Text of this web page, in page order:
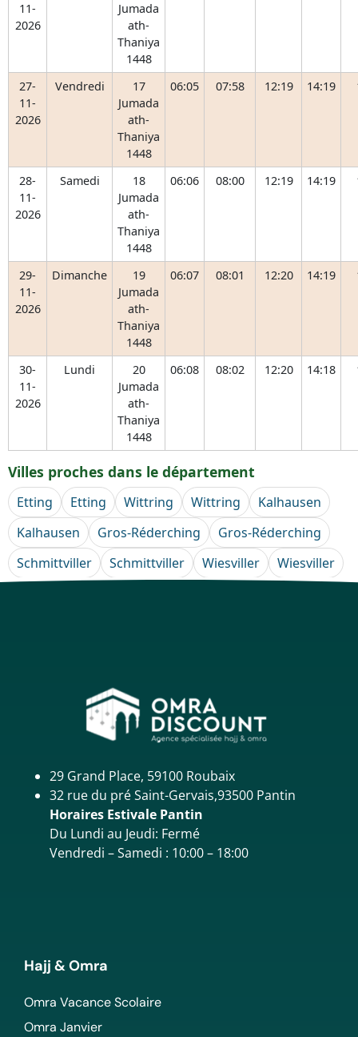
11-
2026
Jumada
ath-
Thaniya
1448
27-
11-
2026
Vendredi
17
Jumada
ath-
Thaniya
1448
06:05 07:58 12:19 14:19
28-
11-
2026
Samedi
18
Jumada
ath-
Thaniya
1448
06:06 08:00 12:19 14:19
29-
11-
2026
Dimanche
19
Jumada
ath-
Thaniya
1448
06:07 08:01 12:20 14:19
30-
11-
2026
Lundi
20
Jumada
ath-
Thaniya
1448
06:08 08:02 12:20 14:18
Villes proches dans le département
Etting Etting Wittring Wittring
Kalhausen
Kalhausen
Gros-Réderching
Gros-Réderching
Schmittviller
Schmittviller Wiesviller Wiesviller
29 Grand Place, 59100 Roubaix
32 rue du pré Saint-Gervais,93500 Pantin
Horaires Estivale Pantin
Du Lundi au Jeudi: Fermé
Vendredi – Samedi : 10:00 – 18:00
Hajj & Omra
Omra Vacance Scolaire
Omra Janvier